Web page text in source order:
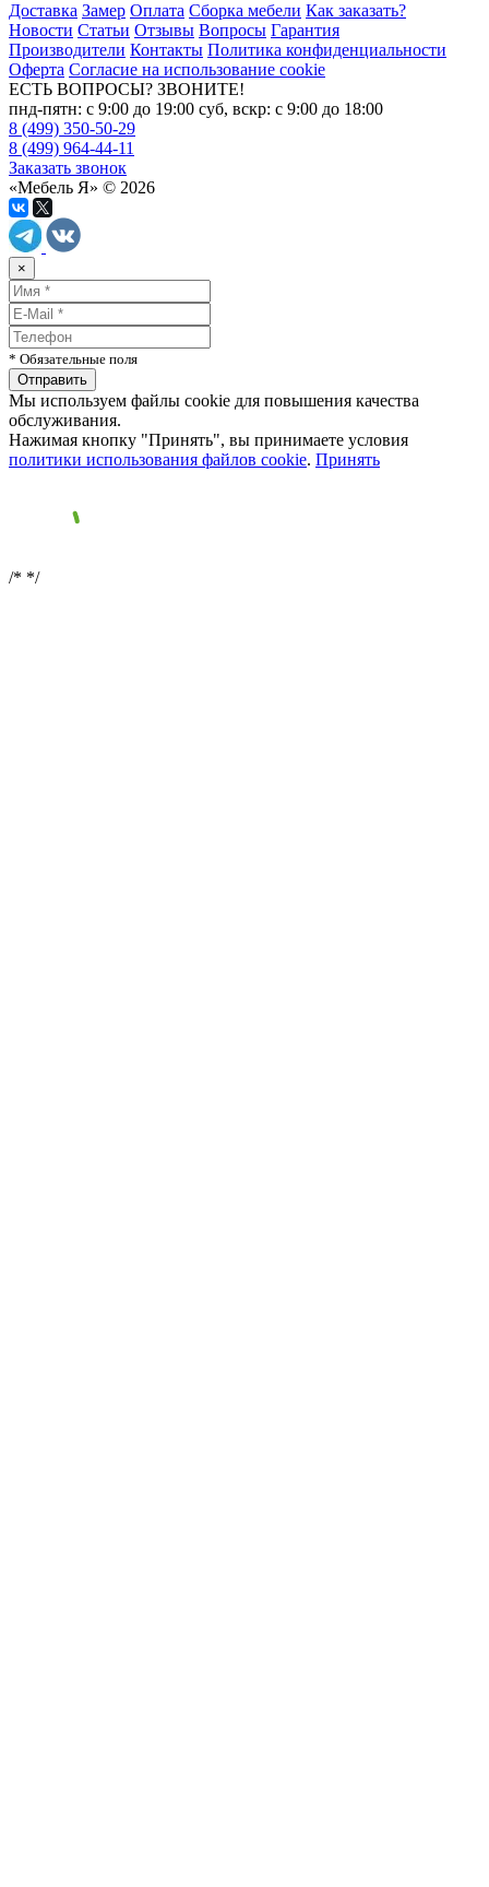
Доставка Замер Оплата Сборка мебели Как заказать?
Новости Статьи Отзывы Вопросы Гарантия
Производители Контакты Политика конфиденциальности
Оферта Согласие на использование cookie
ЕСТЬ ВОПРОСЫ? ЗВОНИТЕ!
пнд-пятн: с 9:00 до 19:00 суб, вскр: с 9:00 до 18:00
8 (499) 350-50-29
8 (499) 964-44-11
Заказать звонок
«Мебель Я» © 2026
×
* Обязательные поля
Мы используем файлы cookie для повышения качества
обслуживания.
Нажимая кнопку "Принять", вы принимаете условия
политики использования файлов cookie. Принять
/* */